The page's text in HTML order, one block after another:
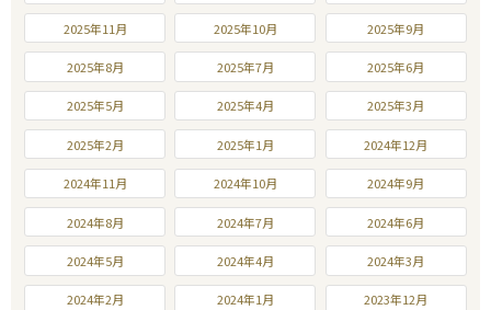
2025年11月 2025年10月 2025年9月
2025年8月 2025年7月 2025年6月
2025年5月 2025年4月 2025年3月
2025年2月 2025年1月 2024年12月
2024年11月 2024年10月 2024年9月
2024年8月 2024年7月 2024年6月
2024年5月 2024年4月 2024年3月
2024年2月 2024年1月 2023年12月